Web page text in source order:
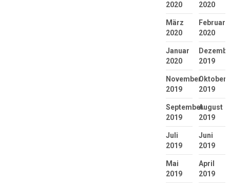
2020
2020
März
2020
Februar
2020
Januar
2020
2019
November
2019
Oktober
2019
September
2019
August
2019
Juli
2019
Juni
2019
Mai
2019
April
2019